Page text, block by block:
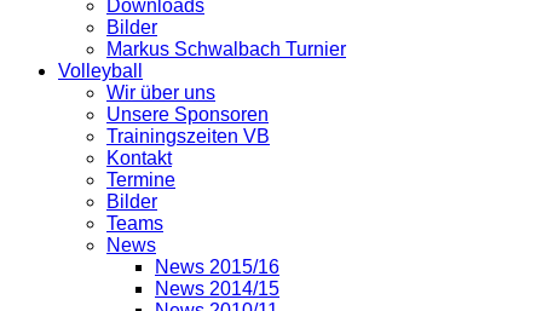
Downloads
Bilder
Markus Schwalbach Turnier
Volleyball
Wir über uns
Unsere Sponsoren
Trainingszeiten VB
Kontakt
Termine
Bilder
Teams
News
News 2015/16
News 2014/15